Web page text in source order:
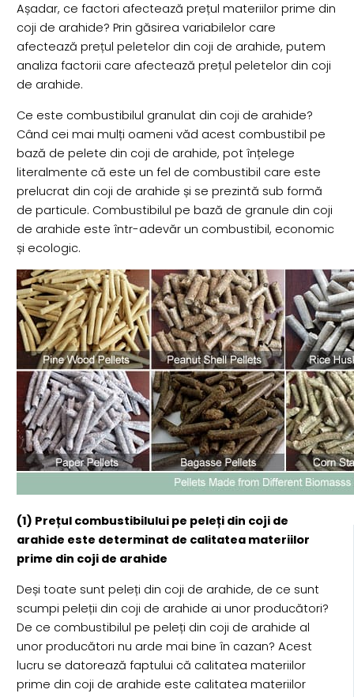
Așadar, ce factori afectează prețul materiilor prime din
coji de arahide? Prin găsirea variabilelor care
afectează prețul peletelor din coji de arahide, putem
analiza factorii care afectează prețul peletelor din coji
de arahide.
Ce este combustibilul granulat din coji de arahide?
Când cei mai mulți oameni văd acest combustibil pe
bază de pelete din coji de arahide, pot înțelege
literalmente că este un fel de combustibil care este
prelucrat din coji de arahide și se prezintă sub formă
de particule. Combustibilul pe bază de granule din coji
de arahide este într-adevăr un combustibil, economic
și ecologic.
(1) Prețul combustibilului pe peleți din coji de
arahide este determinat de calitatea materiilor
prime din coji de arahide
Deși toate sunt peleți din coji de arahide, de ce sunt
scumpi peleții din coji de arahide ai unor producători?
De ce combustibilul pe peleți din coji de arahide al
unor producători nu arde mai bine în cazan? Acest
lucru se datorează faptului că calitatea materiilor
prime din coji de arahide este calitatea materiilor